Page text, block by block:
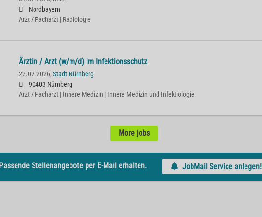
Nordbayern
Arzt / Facharzt | Radiologie
Ärztin / Arzt (w/m/d) im Infektionsschutz
22.07.2026, Stadt Nürnberg
90403 Nürnberg
Arzt / Facharzt | Innere Medizin | Innere Medizin und Infektiologie
More jobs
Passende Stellenangebote per E-Mail erhalten. JobMail Service anlegen!